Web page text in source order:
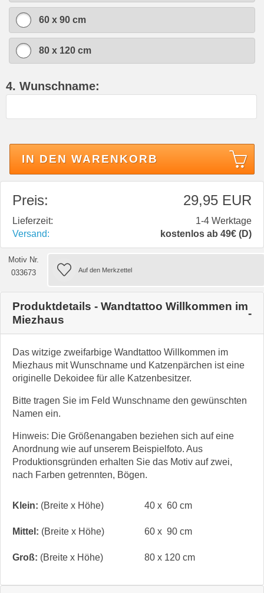
60 x 90 cm
80 x 120 cm
4. Wunschname:
IN DEN WARENKORB
Preis: 29,95 EUR
Lieferzeit:
1-4 Werktage
Versand:
kostenlos ab 49€ (D)
Motiv Nr.
033673
Produktdetails - Wandtattoo Willkommen im
Miezhaus
Das witzige zweifarbige Wandtattoo Willkommen im
Miezhaus mit Wunschname und Katzenpärchen ist eine
originelle Dekoidee für alle Katzenbesitzer.
Bitte tragen Sie im Feld Wunschname den gewünschten
Namen ein.
Hinweis: Die Größenangaben beziehen sich auf eine
Anordnung wie auf unserem Beispielfoto. Aus
Produktionsgründen erhalten Sie das Motiv auf zwei,
nach Farben getrennten, Bögen.
Klein: (Breite x Höhe) 40 x 60 cm
Mittel: (Breite x Höhe) 60 x 90 cm
Groß: (Breite x Höhe) 80 x 120 cm